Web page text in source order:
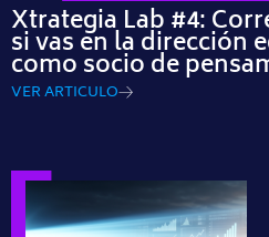
Xtrategia Lab #4:
si vas en la dirección
como socio de
VER ARTICULO